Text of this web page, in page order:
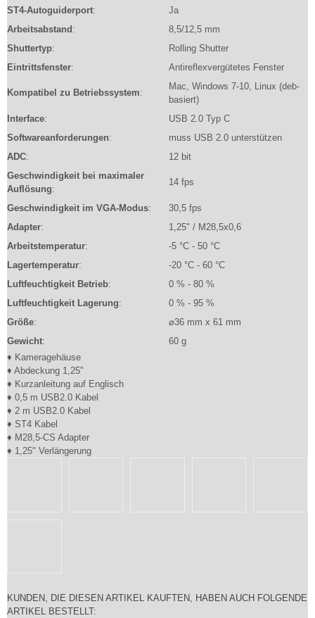
ST4-Autoguiderport:
Ja
Arbeitsabstand :
8,5/12,5 mm
Shuttertyp:
Rolling Shutter
Eintrittsfenster: Antireflexvergütetes Fenster
Kompatibel zu Betriebssystem:
Mac, Windows 7-10, Linux (deb-
basiert)
Interface:
USB 2.0 Typ C
Softwareanforderungen:
muss USB 2.0 unterstützen
ADC:
12 bit
Geschwindigkeit bei maximaler
Auflösung:
14 fps
Geschwindigkeit im VGA-Modus:
30,5 fps
Adapter:
1,25" / M28,5x0,6
Arbeitstemperatur:
-5 °C - 50 °C
Lagertemperatur:
-20 °C - 60 °C
Luftfeuchtigkeit Betrieb:
0 % - 80 %
Luftfeuchtigkeit Lagerung:
0 % - 95 %
Größe:
⌀36 mm x 61 mm
Gewicht:
60 g
♦ Kameragehäuse
♦ Abdeckung 1,25"
♦ Kurzanleitung auf Englisch
♦ 0,5 m USB2.0 Kabel
♦ 2 m USB2.0 Kabel
♦ ST4 Kabel
♦ M28,5-CS Adapter
♦ 1,25" Verlängerung
KUNDEN, DIE DIESEN ARTIKEL KAUFTEN, HABEN AUCH FOLGENDE
ARTIKEL BESTELLT: